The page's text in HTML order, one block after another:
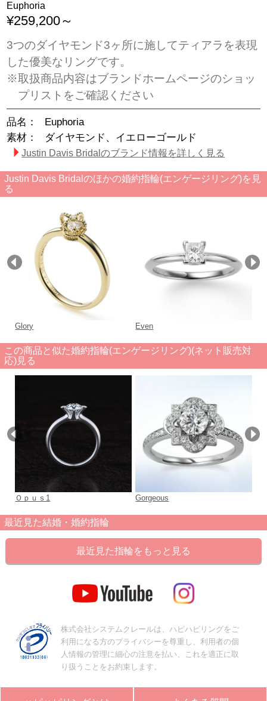
Euphoria
¥259,200～
3つのダイヤモンド3ヶ所に施してティアラを表現
した優美なリングです。
※取扱商品内容はブランドホームページのショッ
プリストをご確認ください
品名：
Euphoria
素材：
ダイヤモンド、イエローゴールド
Justin Davis Bridalのブランド情報を詳しく見る
Justin Davis Bridalのほかの婚約指輪(エンゲージリング)を見
る
Glory Even
この商品と似た婚約指輪(エンゲージリング)(ネット販売対
応)見る
Ｏｐｕｓ1 Gorgeous
最近見た結婚・婚約指輪
最近見た指輪をもっと見る
株式会社システムクレールは、ハピハピリングをご
利用になる方のプライバシーを尊重し、利用者の個
人情報の管理に細心の注意を払い、これを適正に取
り扱うことをお約束します。